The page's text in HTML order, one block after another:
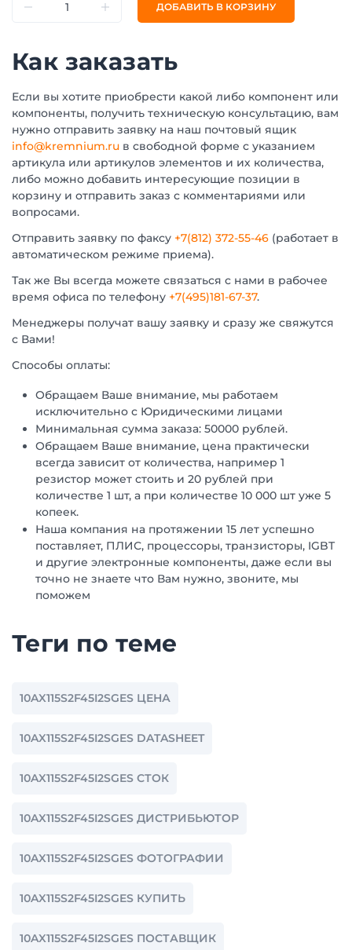
ДОБАВИТЬ В КОРЗИНУ
Как заказать
Если вы хотите приобрести какой либо компонент или
компоненты, получить техническую консультацию, вам
нужно отправить заявку на наш почтовый ящик
info@kremnium.ru в свободной форме с указанием
артикула или артикулов элементов и их количества,
либо можно добавить интересующие позиции в
корзину и отправить заказ с комментариями или
вопросами.
Отправить заявку по факсу +7(812) 372-55-46 (работает в
автоматическом режиме приема).
Так же Вы всегда можете связаться с нами в рабочее
время офиса по телефону +7(495)181-67-37.
Менеджеры получат вашу заявку и сразу же свяжутся
с Вами!
Способы оплаты:
Обращаем Ваше внимание, мы работаем
исключительно с Юридическими лицами
Минимальная сумма заказа: 50000 рублей.
Обращаем Ваше внимание, цена практически
всегда зависит от количества, например 1
резистор может стоить и 20 рублей при
количестве 1 шт, а при количестве 10 000 шт уже 5
копеек.
Наша компания на протяжении 15 лет успешно
поставляет, ПЛИС, процессоры, транзисторы, IGBT
и другие электронные компоненты, даже если вы
точно не знаете что Вам нужно, звоните, мы
поможем
Теги по теме
10AX115S2F45I2SGES ЦЕНА
10AX115S2F45I2SGES DATASHEET
10AX115S2F45I2SGES СТОК
10AX115S2F45I2SGES ДИСТРИБЬЮТОР
10AX115S2F45I2SGES ФОТОГРАФИИ
10AX115S2F45I2SGES КУПИТЬ
10AX115S2F45I2SGES ПОСТАВЩИК